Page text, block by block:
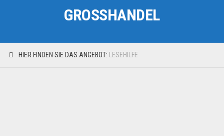
Fahrzeuge & TransportGROSSHANDEL
HIER FINDEN SIE DAS ANGEBOT: LESEHILFE